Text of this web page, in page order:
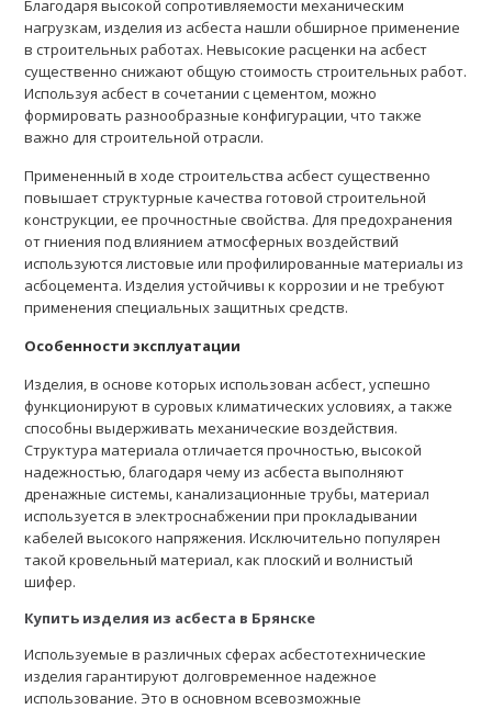
Благодаря высокой сопротивляемости механическим
нагрузкам, изделия из асбеста нашли обширное применение
в строительных работах. Невысокие расценки на асбест
существенно снижают общую стоимость строительных работ.
Используя асбест в сочетании с цементом, можно
формировать разнообразные конфигурации, что также
важно для строительной отрасли.
Примененный в ходе строительства асбест существенно
повышает структурные качества готовой строительной
конструкции, ее прочностные свойства. Для предохранения
от гниения под влиянием атмосферных воздействий
используются листовые или профилированные материалы из
асбоцемента. Изделия устойчивы к коррозии и не требуют
применения специальных защитных средств.
Особенности эксплуатации
Изделия, в основе которых использован асбест, успешно
функционируют в суровых климатических условиях, а также
способны выдерживать механические воздействия.
Структура материала отличается прочностью, высокой
надежностью, благодаря чему из асбеста выполняют
дренажные системы, канализационные трубы, материал
используется в электроснабжении при прокладывании
кабелей высокого напряжения. Исключительно популярен
такой кровельный материал, как плоский и волнистый
шифер.
Купить изделия из асбеста в Брянске
Используемые в различных сферах асбестотехнические
изделия гарантируют долговременное надежное
использование. Это в основном всевозможные